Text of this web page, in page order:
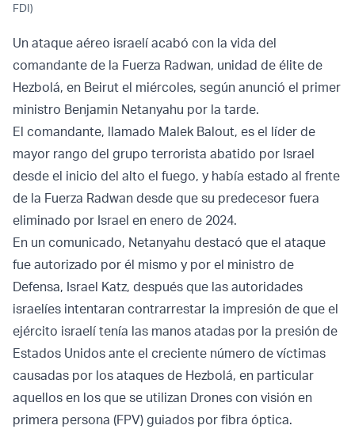
FDI)
Un ataque aéreo israelí acabó con la vida del
comandante de la Fuerza Radwan, unidad de élite de
Hezbolá, en Beirut el miércoles, según anunció el primer
ministro Benjamin Netanyahu por la tarde.
El comandante, llamado Malek Balout, es el líder de
mayor rango del grupo terrorista abatido por Israel
desde el inicio del alto el fuego, y había estado al frente
de la Fuerza Radwan desde que su predecesor fuera
eliminado por Israel en enero de 2024.
En un comunicado, Netanyahu destacó que el ataque
fue autorizado por él mismo y por el ministro de
Defensa, Israel Katz, después que las autoridades
israelíes intentaran contrarrestar la impresión de que el
ejército israelí tenía las manos atadas por la presión de
Estados Unidos ante el creciente número de víctimas
causadas por los ataques de Hezbolá, en particular
aquellos en los que se utilizan Drones con visión en
primera persona (FPV) guiados por fibra óptica.